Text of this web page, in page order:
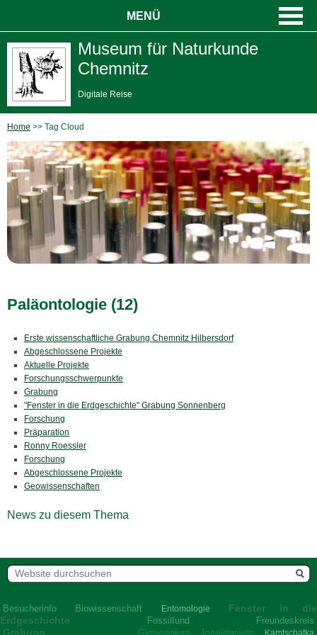
MENÜ
Museum für Naturkunde
Chemnitz
Digitale Reise
Home Tag Cloud
Paläontologie (12)
Erste wissenschaftliche Grabung Chemnitz Hilbersdorf
Abgeschlossene Projekte
Aktuelle Projekte
Forschungsschwerpunkte
Grabung
"Fenster in die Erdgeschichte" Grabung Sonnenberg
Forschung
Präparation
Ronny Roessler
Forschung
Abgeschlossene Projekte
Geowissenschaften
News zu diesem Thema
Besucherinfo Biowissenschaft Entomologie
Fenster in die
Erdgeschichte
Fossilfund Freundeskreis
Grabung Gymnasium Insektarium Kamtschatka